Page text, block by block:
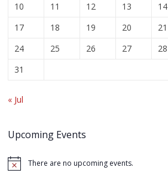
10
11 12 13 14
17
18 19 20 21
24
25 26 27 28
31
« Jul
Upcoming Events
There are no upcoming events.